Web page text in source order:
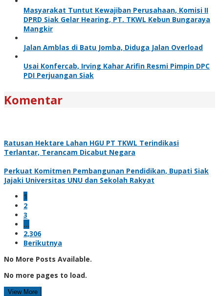
Masyarakat Tuntut Kewajiban Perusahaan, Komisi II
DPRD Siak Gelar Hearing, PT. TKWL Kebun Bungaraya
Mangkir
Jalan Amblas di Batu Jomba, Diduga Jalan Overload
Usai Konfercab, Irving Kahar Arifin Resmi Pimpin DPC
PDI Perjuangan Siak
Komentar
Ratusan Hektare Lahan HGU PT TKWL Terindikasi
Terlantar, Terancam Dicabut Negara
Perkuat Komitmen Pembangunan Pendidikan, Bupati Siak
Jajaki Universitas UNU dan Sekolah Rakyat
1
2
3
…
2,306
Berikutnya
No More Posts Available.
No more pages to load.
View More